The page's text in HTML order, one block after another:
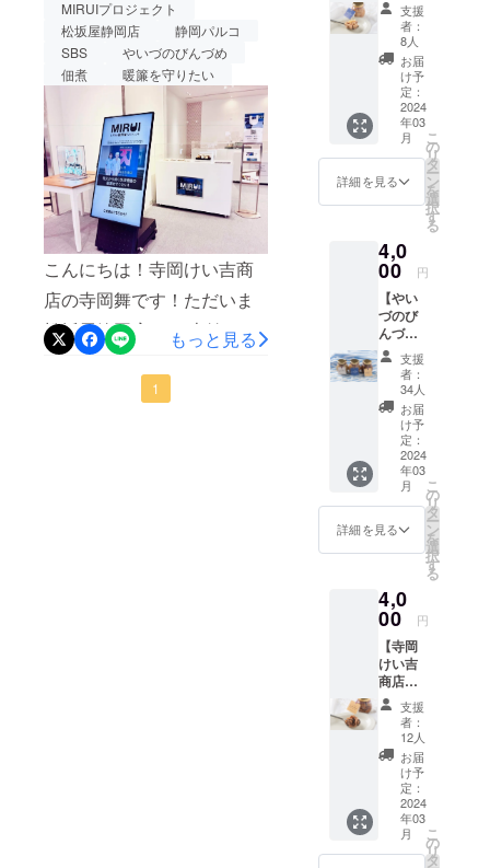
の取組みを発信しながらた
くさんの方に寺岡けい吉商
店の佃煮の味を知ってもら
えるように、活動していき
たいと思います。引き続
き、応援どうぞよろしくお
願いいたします!(^^)!
MIRUIプロジェクト
松坂屋静岡店
静岡パルコ
SBS
やいづのびんづめ
佃煮
暖簾を守りたい
こんにちは！寺岡けい吉商
店の寺岡舞です！ただいま
松坂屋静岡店さま 本館１階
にて「しずおかMIRUIプロ
ジェクト」PR展示がされて
もっと見る
1
カレー
(80g)×1
個 ・
ホット
サンド
のため
の佃煮
(60g)×1
個 ※原
材料及
示はお
届け商
品のラ
ベルに
表記さ
れま
す。 商
品開封
前には
必ずお
届けの
リター
ンに貼
付され
たラベ
ルや注
意書き
ご支援
への感
謝の気
持ちを
お手紙
にして
お送り
します
詰合
せ】
（消費
税・送
料込
み） 港
町やい
づを代
表する
さば、
まぐ
ろ、か
使用、
味付け
は従来
の砂糖
やしょ
うゆを
ベース
に、焼
津で製
造され
た味噌
やかつ
お節、
静岡の
あらし
おを素
材ごと
て、全
体的に
薄味に
仕上げ
た新し
いつく
だ煮を
お礼に
お届け
しま
す。オ
イル不
使用で
白ごは
んには
もちろ
支援
者：
8人
お届
け予
定：
2024
年03
月
詳細を見る
こ
の
リ
タ
ー
ン
を
選
択
す
る
4,0
00 円
【やい
づのび
んづめ3
種詰合
せ】
（消費
税・送
料込
み） 港
町やい
づを代
表する
さば、
まぐ
ろ、か
つおを
味付け
は従来
の砂糖
やしょ
うゆを
ベース
に、焼
津で製
造され
た味噌
やかつ
お節、
静岡の
あらし
おを素
材ごと
支援
者：
34人
お届
け予
定：
2024
年03
月
詳細を見る
こ
の
リ
タ
ー
ン
を
選
択
す
る
4,0
00 円
【寺岡
けい吉
商店の
新商品
詰め合
わせ】
（消費
税・送
料込
み） 新
商品の
中から
特に人
支援
者：
12人
お届
け予
定：
2024
年03
月
こ
の
リ
タ